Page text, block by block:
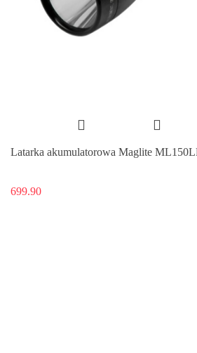
Latarka akumulatorowa Maglite
699.90